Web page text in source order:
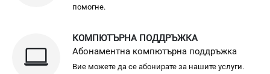
помогне.
КОМПЮТЪРНА ПОДДРЪЖКА
Абонаментна компютърна поддръжка
Вие можете да се абонирате за нашите услуги.